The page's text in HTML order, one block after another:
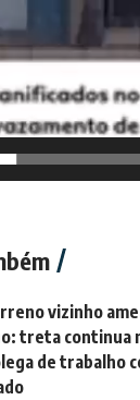
vizinho
treta continua
de trabalho